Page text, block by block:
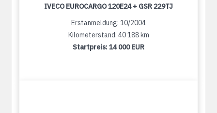
IVECO EUROCARGO 120E24 + GSR 229TJ
Erstanmeldung: 10/2004
Kilometerstand: 40 188 km
Startpreis:14 000 EUR